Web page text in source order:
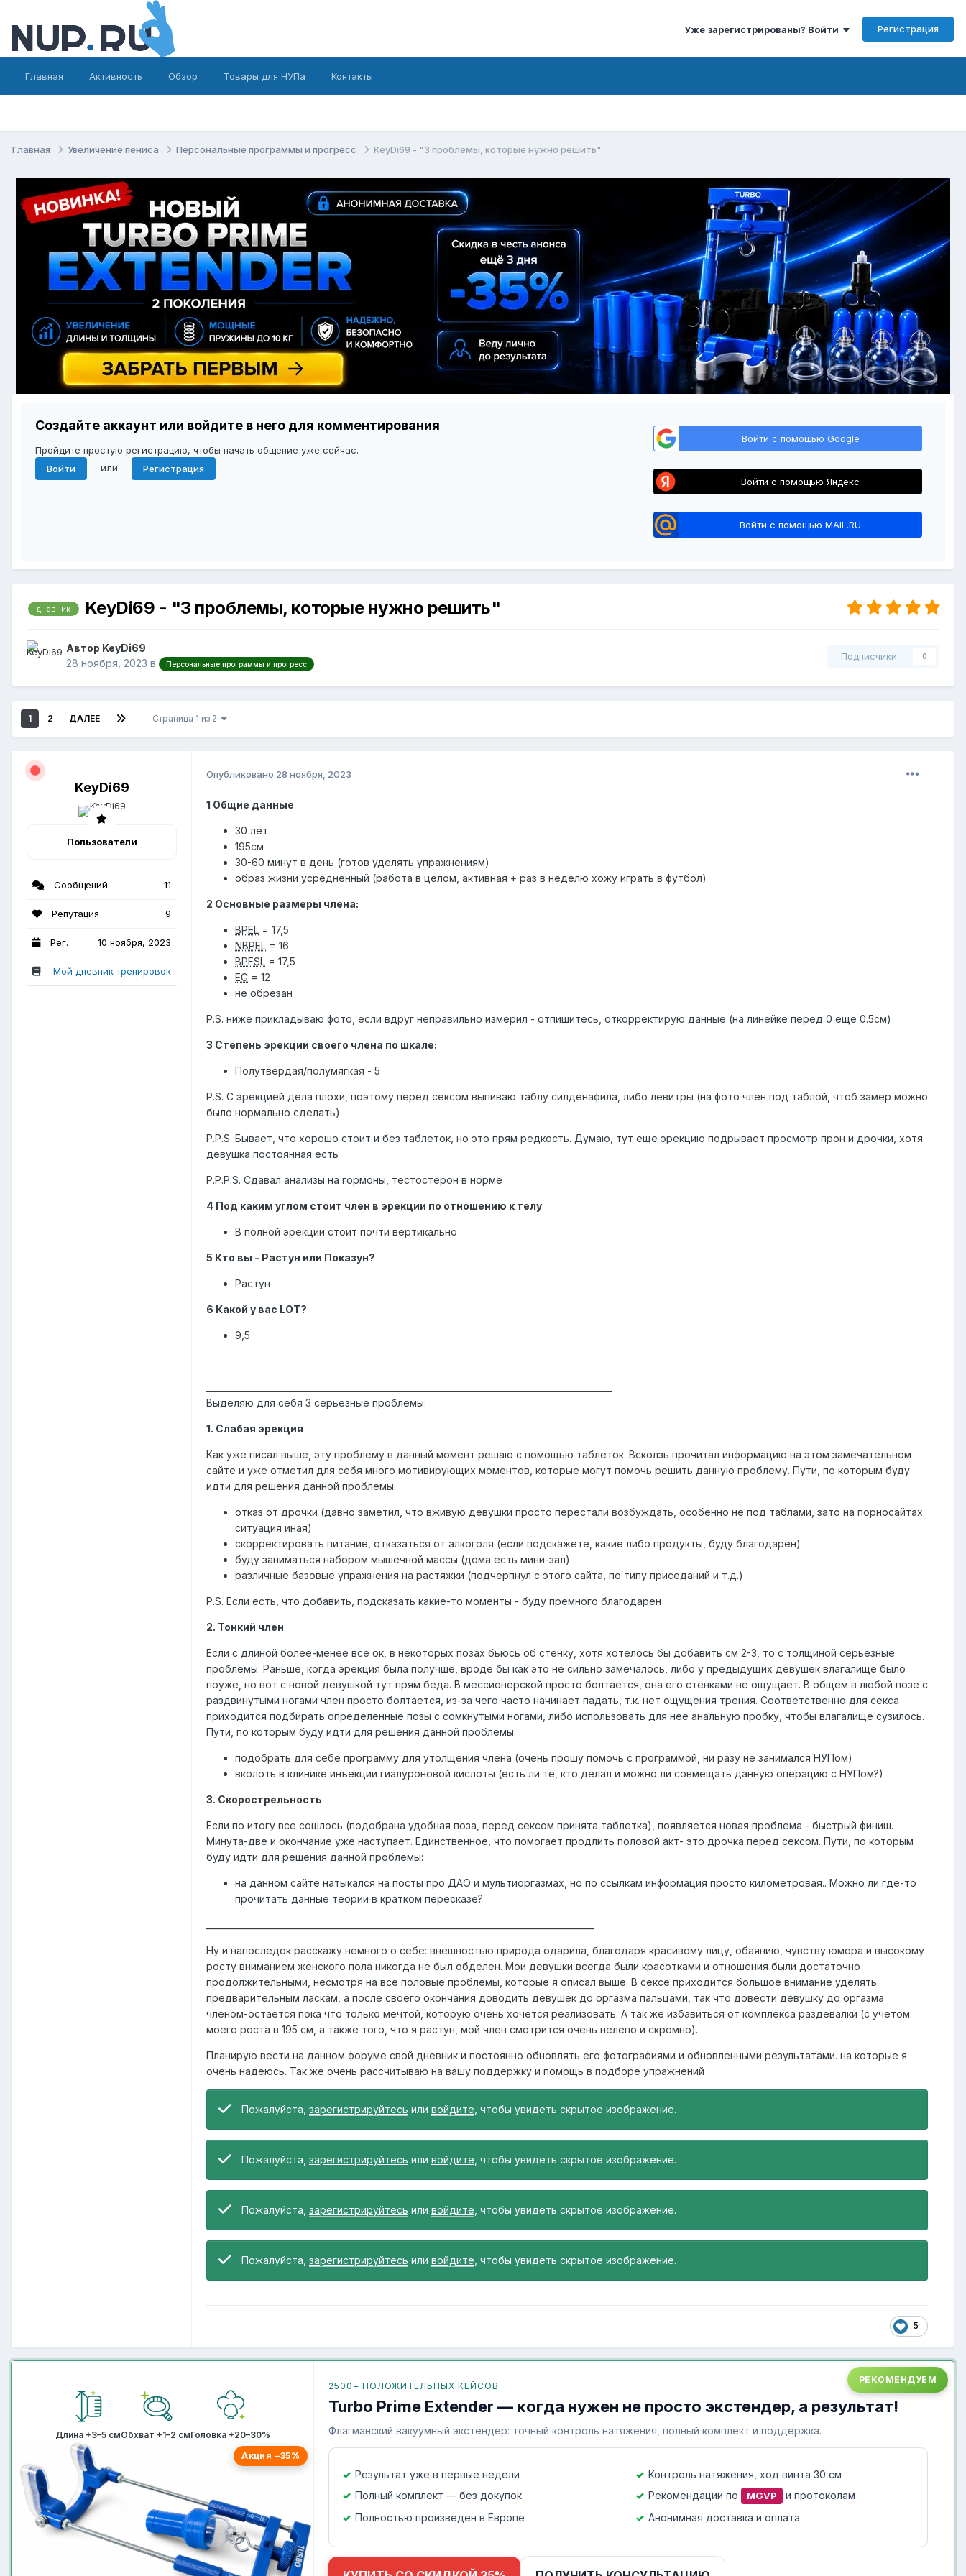
Уже зарегистрированы? Войти Регистрация
Главная Активность Обзор Товары для НУПа Контакты
Главная Увеличение пениса Персональные программы и прогресс KeyDi69 - "3 проблемы, которые нужно решить"
Создайте аккаунт или войдите в него для комментирования
Пройдите простую регистрацию, чтобы начать общение уже сейчас.
Войти
или Регистрация
Войти с помощью Google
Войти с помощью Яндекс
Войти с помощью MAIL.RU
дневник KeyDi69 - "3 проблемы, которые нужно решить"
Автор KeyDi69
28 ноября, 2023 в Персональные программы и прогресс
Подписчики 0
1 2 ДАЛЕЕ Страница 1 из 2
KeyDi69
Пользователи
Сообщений 11
Репутация 9
Рег. 10 ноября, 2023
Мой дневник тренировок
Опубликовано 28 ноября, 2023
1 Общие данные
30 лет
195см
30-60 минут в день (готов уделять упражнениям)
образ жизни усредненный (работа в целом, активная + раз в неделю хожу играть в футбол)
2 Основные размеры члена:
BPEL = 17,5
NBPEL = 16
BPFSL = 17,5
EG = 12
не обрезан
P.S. ниже прикладываю фото, если вдруг неправильно измерил - отпишитесь, откорректирую данные (на линейке перед 0 еще 0.5см)
3 Степень эрекции своего члена по шкале:
Полутвердая/полумягкая - 5
P.S. С эрекцией дела плохи, поэтому перед сексом выпиваю таблу силденафила, либо левитры (на фото член под таблой, чтоб замер можно
было нормально сделать)
P.P.S. Бывает, что хорошо стоит и без таблеток, но это прям редкость. Думаю, тут еще эрекцию подрывает просмотр прон и дрочки, хотя
девушка постоянная есть
P.P.P.S. Сдавал анализы на гормоны, тестостерон в норме
4 Под каким углом стоит член в эрекции по отношению к телу
В полной эрекции стоит почти вертикально
5 Кто вы - Растун или Показун?
Растун
6 Какой у вас LOT?
9,5
Выделяю для себя 3 серьезные проблемы:
1. Слабая эрекция
Как уже писал выше, эту проблему в данный момент решаю с помощью таблеток. Всколзь прочитал информацию на этом замечательном
сайте и уже отметил для себя много мотивирующих моментов, которые могут помочь решить данную проблему. Пути, по которым буду
идти для решения данной проблемы:
отказ от дрочки (давно заметил, что вживую девушки просто перестали возбуждать, особенно не под таблами, зато на порносайтах
ситуация иная)
скорректировать питание, отказаться от алкоголя (если подскажете, какие либо продукты, буду благодарен)
буду заниматься набором мышечной массы (дома есть мини-зал)
различные базовые упражнения на растяжки (подчерпнул с этого сайта, по типу приседаний и т.д.)
P.S. Если есть, что добавить, подсказать какие-то моменты - буду премного благодарен
2. Тонкий член
Если с длиной более-менее все ок, в некоторых позах бьюсь об стенку, хотя хотелось бы добавить см 2-3, то с толщиной серьезные
проблемы. Раньше, когда эрекция была получше, вроде бы как это не сильно замечалось, либо у предыдущих девушек влагалище было
поуже, но вот с новой девушкой тут прям беда. В мессионерской просто болтается, она его стенками не ощущает. В общем в любой позе с
раздвинутыми ногами член просто болтается, из-за чего часто начинает падать, т.к. нет ощущения трения. Соответственно для секса
приходится подбирать определенные позы с сомкнутыми ногами, либо использовать для нее анальную пробку, чтобы влагалище сузилось.
Пути, по которым буду идти для решения данной проблемы:
подобрать для себе программу для утолщения члена (очень прошу помочь с программой, ни разу не занимался НУПом)
вколоть в клинике инъекции гиалуроновой кислоты (есть ли те, кто делал и можно ли совмещать данную операцию с НУПом?)
3. Скорострельность
Если по итогу все сошлось (подобрана удобная поза, перед сексом принята таблетка), появляется новая проблема - быстрый финиш.
Минута-две и окончание уже наступает. Единственное, что помогает продлить половой акт- это дрочка перед сексом. Пути, по которым
буду идти для решения данной проблемы:
на данном сайте натыкался на посты про ДАО и мультиоргазмах, но по ссылкам информация просто километровая.. Можно ли где-то
прочитать данные теории в кратком пересказе?
Ну и напоследок расскажу немного о себе: внешностью природа одарила, благодаря красивому лицу, обаянию, чувству юмора и высокому
росту вниманием женского пола никогда не был обделен. Мои девушки всегда были красотками и отношения были достаточно
продолжительными, несмотря на все половые проблемы, которые я описал выше. В сексе приходится большое внимание уделять
предварительным ласкам, а после своего окончания доводить девушек до оргазма пальцами, так что довести девушку до оргазма
членом-остается пока что только мечтой, которую очень хочется реализовать. А так же избавиться от комплекса раздевалки (с учетом
моего роста в 195 см, а также того, что я растун, мой член смотрится очень нелепо и скромно).
Планирую вести на данном форуме свой дневник и постоянно обновлять его фотографиями и обновленными результатами. на которые я
очень надеюсь. Так же очень рассчитываю на вашу поддержку и помощь в подборе упражнений
Пожалуйста, зарегистрируйтесь или войдите , чтобы увидеть скрытое изображение.
Пожалуйста, зарегистрируйтесь или войдите , чтобы увидеть скрытое изображение.
Пожалуйста, зарегистрируйтесь или войдите , чтобы увидеть скрытое изображение.
Пожалуйста, зарегистрируйтесь или войдите , чтобы увидеть скрытое изображение.
5
Длина +3–5 смОбхват +1–2 смГоловка +20–30%
Акция −35%
РЕКОМЕНДУЕМ
2500+ ПОЛОЖИТЕЛЬНЫХ КЕЙСОВ
Turbo Prime Extender — когда нужен не просто экстендер, а результат!
Флагманский вакуумный экстендер: точный контроль натяжения, полный комплект и поддержка.
Результат уже в первые недели
Контроль натяжения, ход винта 30 см
Полный комплект — без докупок
Рекомендации по MGVP
и протоколам
Полностью произведен в Европе
Анонимная доставка и оплата